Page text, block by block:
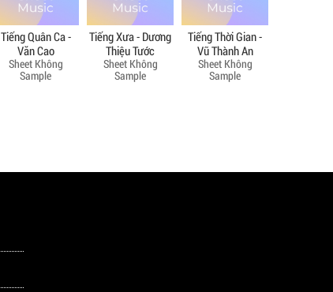
Tiếng Quân Ca -
Văn Cao
Sheet Không
Sample
Tiếng Xưa - Dương
Thiệu Tước
Sheet Không
Sample
Tiếng Thời Gian -
Vũ Thành An
Sheet Không
Sample